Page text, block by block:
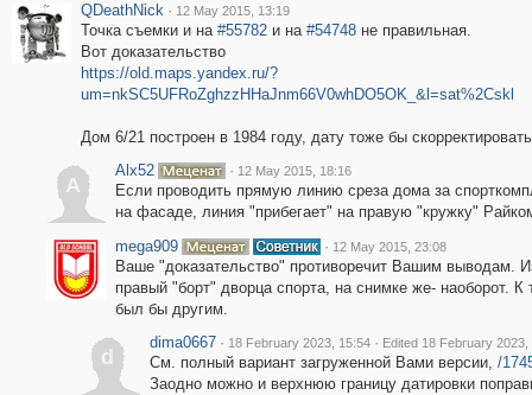
QDeathNick · 12 May 2015, 13:19
Точка съемки и на #55782и на #54748не правильная.
Вот доказательство
https://old.maps.yandex.ru/?
um=nkSC5UFRoZghzzHHaJnm66V0whDO5OK_&l=sat%2Cskl
Дом 6/21 построен в 1984 году, дату тоже бы
A
Alx52 · 12 May 2015, 18:16
Если проводить прямую линию среза дома за
на фасаде, линия "прибегает" на правую "кружку"
mega909
· 12 May 2015, 23:08
Ваше "доказательство" противоречит Вашим выводам.
правый "борт" дворца спорта, на снимке же- наоборот.
был бы другим.
d
dima0667 · 18 February 2023, 15:54 · Edited 18 February 2023,
См. полный вариант загруженной Вами версии, /
Заодно можно и верхнюю границу датировки